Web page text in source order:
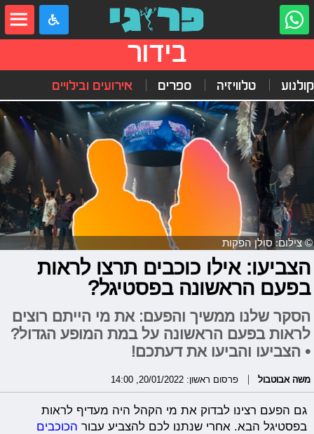
בידור
קולנוע טלוויזיה ספרים אירועים ובילויים
© צילום: סולן הפקות
הצביעו: אילו כוכבים תרצו לראות
בפעם הראשונה בפסטיגל?
הסקר שלנו ממשיך והפעם: את מי הייתם רוצים
לראות בפעם הראשונה על במת המופע הגדול?
• הצביעו והביעו את דעתכם!
משה אבוטבול פרסום ראשון: 20/01/2022, 14:00
גם הפעם רצינו לבדוק את מי הקהל היה מעדיף לראות
בפסטיגל הבא. אחרי שנתנו לכם להצביע עבור הכוכבים